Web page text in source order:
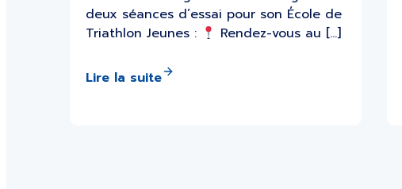
deux séances d’essai pour son École de
Triathlon Jeunes :
Rendez-vous au […]
Lire la suite